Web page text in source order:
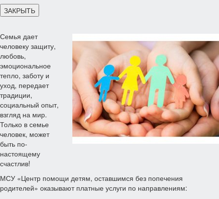
ЗАКРЫТЬ
Семья дает
человеку защиту,
любовь,
эмоциональное
тепло, заботу и
уход, передает
традиции,
социальный опыт,
взгляд на мир.
Только в семье
человек, может
быть по-
настоящему
счастлив!
МСУ «Центр помощи детям, оставшимся без попечения
родителей» оказывают платные услуги по направлениям: